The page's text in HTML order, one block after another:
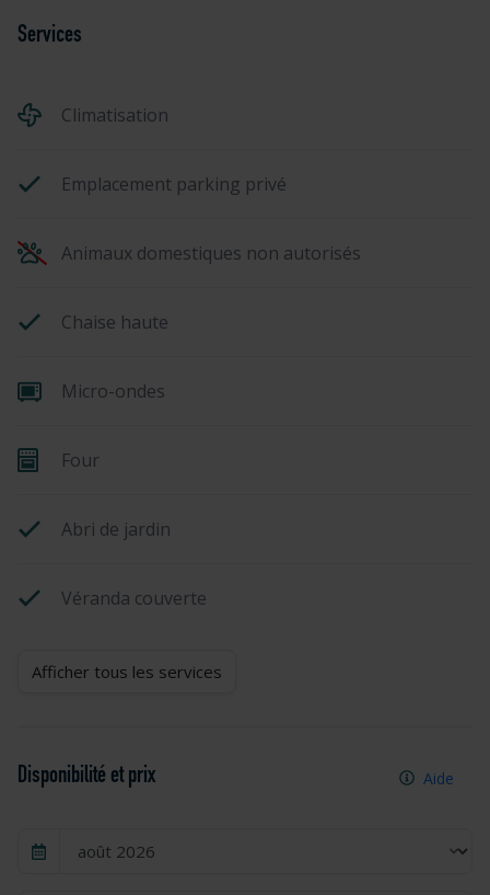
Services
Climatisation
Emplacement parking privé
Animaux domestiques non autorisés
Chaise haute
Micro-ondes
Four
Abri de jardin
Véranda couverte
Afficher tous les services
Disponibilité et prix Aide